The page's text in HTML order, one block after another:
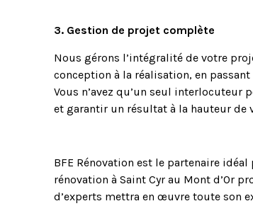
3. Gestion de projet complète
Nous gérons l’intégralité de votre
conception à la réalisation, en
Vous n’avez qu’un seul
et garantir un résultat à la hauteur de
BFE Rénovation est le partenaire
rénovation à Saint Cyr au Mont d’Or
d’experts mettra en œuvre toute son